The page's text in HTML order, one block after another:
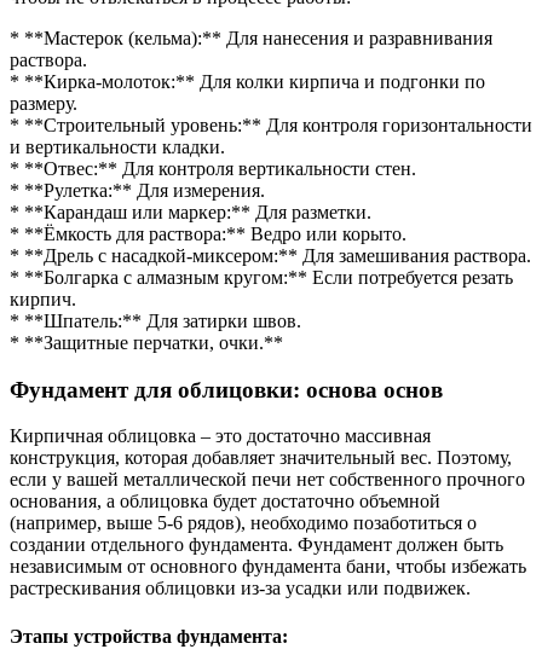
* **Мастерок (кельма):** Для нанесения и разравнивания
раствора.
* **Кирка-молоток:** Для колки кирпича и подгонки по
размеру.
* **Строительный уровень:** Для контроля горизонтальности
и вертикальности кладки.
* **Отвес:** Для контроля вертикальности стен.
* **Рулетка:** Для измерения.
* **Карандаш или маркер:** Для разметки.
* **Ёмкость для раствора:** Ведро или корыто.
* **Дрель с насадкой-миксером:** Для замешивания раствора.
* **Болгарка с алмазным кругом:** Если потребуется резать
кирпич.
* **Шпатель:** Для затирки швов.
* **Защитные перчатки, очки.**
Фундамент для облицовки: основа основ
Кирпичная облицовка – это достаточно массивная
конструкция, которая добавляет значительный вес. Поэтому,
если у вашей металлической печи нет собственного прочного
основания, а облицовка будет достаточно объемной
(например, выше 5-6 рядов), необходимо позаботиться о
создании отдельного фундамента. Фундамент должен быть
независимым от основного фундамента бани, чтобы избежать
растрескивания облицовки из-за усадки или подвижек.
Этапы устройства фундамента: